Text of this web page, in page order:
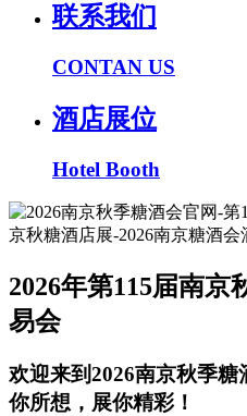
联系我们
CONTAN US
酒店展位
Hotel Booth
2026年第115届南京
易会
欢迎来到2026南京秋季
你所想，展你精彩！